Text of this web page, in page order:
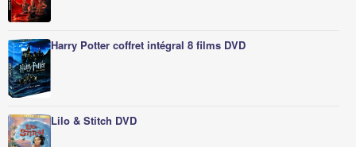
Harry Potter coffret intégral 8 films DVD
Lilo & Stitch DVD